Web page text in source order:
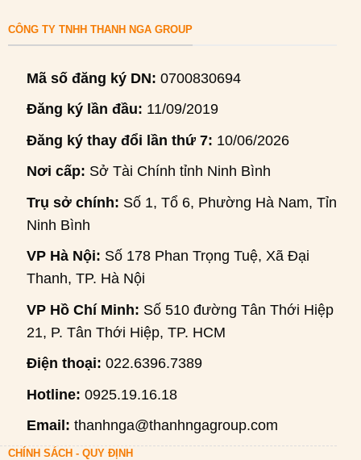
CÔNG TY TNHH THANH NGA GROUP
Mã số đăng ký DN: 0700830694
Đăng ký lần đầu: 11/09/2019
Đăng ký thay đổi lần thứ 7: 10/06/2026
Nơi cấp: Sở Tài Chính tỉnh Ninh Bình
Trụ sở chính: Số 1, Tổ 6, Phường Hà Nam, Tỉnh
Ninh Bình
VP Hà Nội: Số 178 Phan Trọng Tuệ, Xã Đại
Thanh, TP. Hà Nội
VP Hồ Chí Minh: Số 510 đường Tân Thới Hiệp
21, P. Tân Thới Hiệp, TP. HCM
Điện thoại: 022.6396.7389
Hotline: 0925.19.16.18
Email: thanhnga@thanhngagroup.com
CHÍNH SÁCH - QUY ĐỊNH